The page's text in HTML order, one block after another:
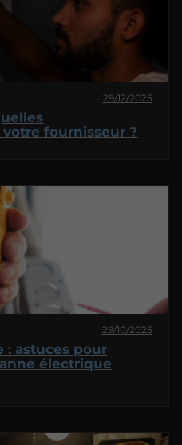
29/12/2025
fournisseur ?
29/10/2025
: astuces pour
électrique